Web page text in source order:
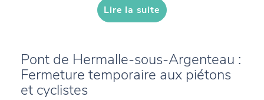
Lire la suite
Pont de Hermalle-sous-Argenteau :
Fermeture temporaire aux piétons
et cyclistes